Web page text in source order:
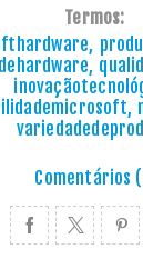
Termos:
,
,
,
Comentários